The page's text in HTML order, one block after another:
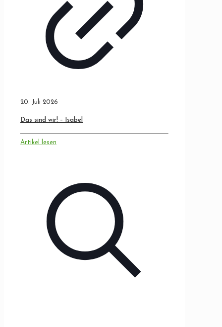
20. Juli 2026
Das sind wir! – Isabel
Artikel lesen